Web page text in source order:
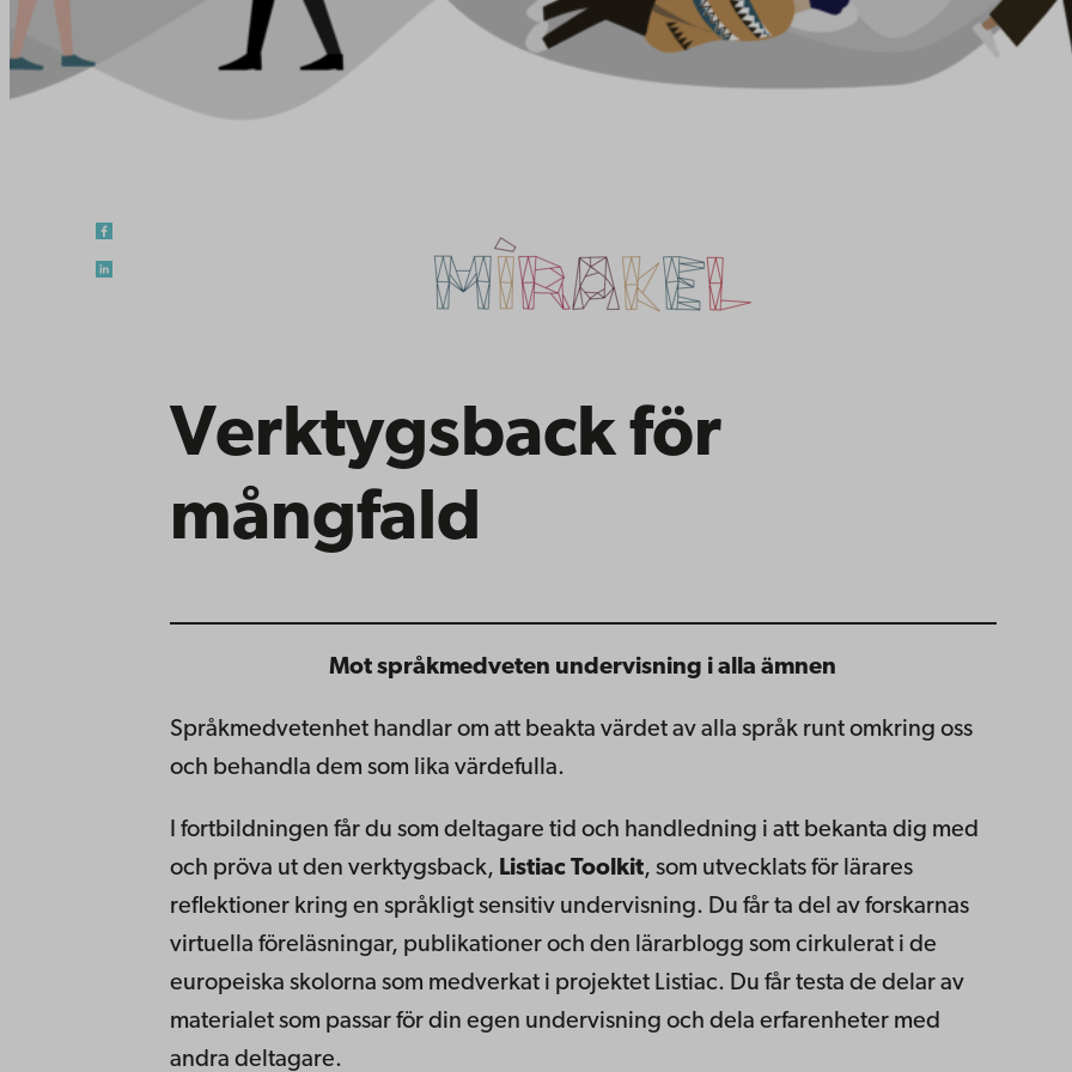
Verktygsback för
mångfald
Mot språkmedveten undervisning i alla ämnen
Språkmedvetenhet handlar om att beakta värdet av alla språk runt omkring oss
och behandla dem som lika värdefulla.
I fortbildningen får du som deltagare tid och handledning i att bekanta dig med
och pröva ut den verktygsback, Listiac Toolkit, som utvecklats för lärares
reflektioner kring en språkligt sensitiv undervisning. Du får ta del av forskarnas
virtuella föreläsningar, publikationer och den lärarblogg som cirkulerat i de
europeiska skolorna som medverkat i projektet Listiac. Du får testa de delar av
materialet som passar för din egen undervisning och dela erfarenheter med
andra deltagare.